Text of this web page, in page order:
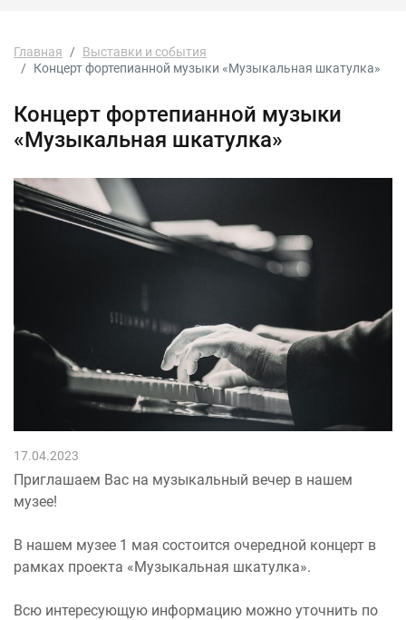
Главная
Выставки и события
Концерт фортепианной музыки «Музыкальная шкатулка»
Концерт фортепианной музыки
«Музыкальная шкатулка»
17.04.2023
Приглашаем Вас на музыкальный вечер в нашем
музее!
В нашем музее 1 мая состоится очередной концерт в
рамках проекта «Музыкальная шкатулка».
Всю интересующую информацию можно уточнить по